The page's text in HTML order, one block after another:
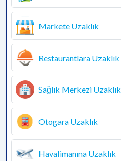
Markete Uzaklık
Restaurantlara Uzaklık
Sağlık Merkezi Uzaklık
Otogara Uzaklık
Havalimanına Uzaklık